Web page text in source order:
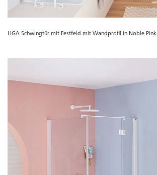
LIGA Schwingtür mit Festfeld mit Wandprofil in Noble Pink